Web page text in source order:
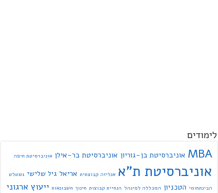
לימודים
MBA אוניברסיטת בן-גוריון אוניברסיטת בר-אילן אוניברסיטת חיפה
אוניברסיטת ת"א אנליזה קבוצתית אריאל גיל שלישי גשטלט
הבינתחומי הטכניון המכללה למינהל הנחיית קבוצות חינוך חשבונאות ייעוץ ארגוני